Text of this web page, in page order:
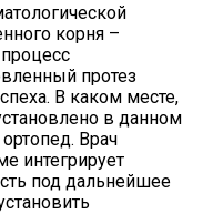
корня –
протез
В каком месте,
в данном
Врач
интегрирует
под дальнейшее